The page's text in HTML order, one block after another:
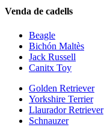
Venda de cadells
Beagle
Bichón Maltès
Jack Russell
Canitx Toy
Golden Retriever
Yorkshire Terrier
Llaurador Retriever
Schnauzer